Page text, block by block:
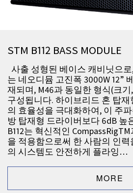
STM B112 BASS MODULE
사출 성형된 베이스 캐비닛으로
는 네오디뮴 고진폭 3000W 12”
재되며, M46과 동일한 형식(크
구성됩니다. 하이브리드 혼 탑
의 효율성을 극대화하여, 이 주
방 탑재형 드라이버보다 6dB 높
B112는 혁신적인
을 적용함으로써 한 사람의 인
의 시스템도 안전하게 플라잉…